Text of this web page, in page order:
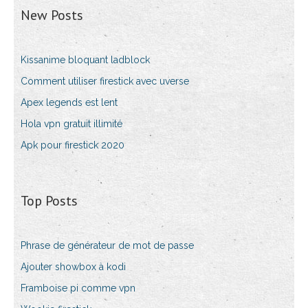
New Posts
Kissanime bloquant ladblock
Comment utiliser firestick avec uverse
Apex legends est lent
Hola vpn gratuit illimité
Apk pour firestick 2020
Top Posts
Phrase de générateur de mot de passe
Ajouter showbox à kodi
Framboise pi comme vpn